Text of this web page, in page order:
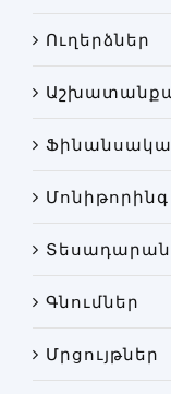
Ուղերձներ
Մոնիթորինգ
Տեսադարան
Գնումներ
Մրցույթներ